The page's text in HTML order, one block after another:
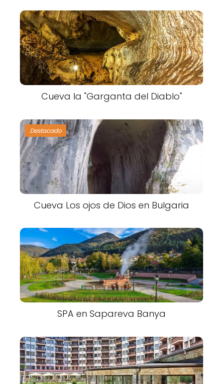
Cueva la "Garganta del Diablo"
Destacado
Cueva Los ojos de Dios en Bulgaria
SPA en Sapareva Banya